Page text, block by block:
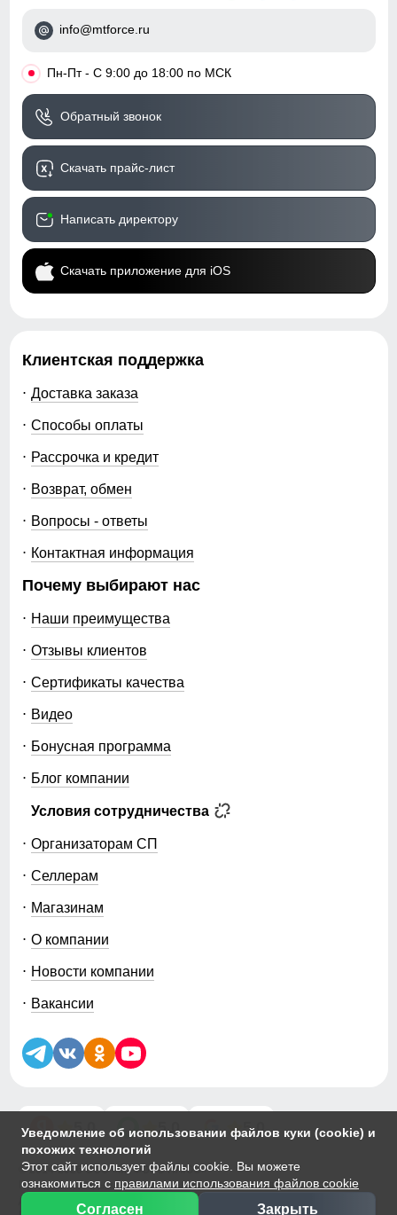
Уведомление об использовании файлов куки (cookie) и
похожих технологий
Этот сайт использует файлы cookie. Вы можете
ознакомиться с правилами использования файлов cookie
Согласен Закрыть
info@mtforce.ru
• Пн-Пт - С 9:00 до 18:00 по МСК
Обратный звонок
Скачать прайс-лист
Написать директору
Скачать приложение для iOS
Клиентская поддержка
Доставка заказа
Способы оплаты
Рассрочка и кредит
Возврат, обмен
Вопросы - ответы
Контактная информация
Почему выбирают нас
Наши преимущества
Отзывы клиентов
Сертификаты качества
Видео
Бонусная программа
Блог компании
Условия сотрудничества
Организаторам СП
Селлерам
Магазинам
О компании
Новости компании
Вакансии
5.0 5.0 5.0
© 2014-2026 ООО «МТФОРС ПЛЮС»
Продажа одежды мелким и крупным оптом в Москве, ул. Чагинская,
д.3Б, стр.1